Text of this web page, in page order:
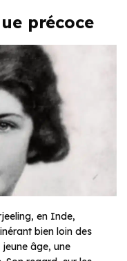
précoce
en Inde,
bien loin des
âge, une